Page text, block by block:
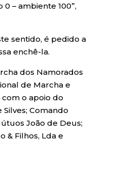
– ambiente 100”,
sentido, é pedido a
enchê-la.
dos Namorados
de Marcha e
o apoio do
Comando
João de Deus;
& Filhos, Lda e